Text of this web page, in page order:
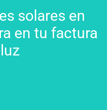
solares en
en tu factura